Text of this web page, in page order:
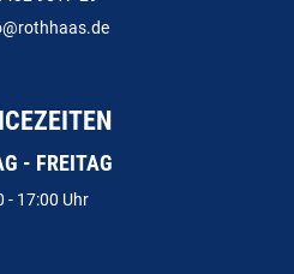
- FREITAG
- 17:00 Uhr